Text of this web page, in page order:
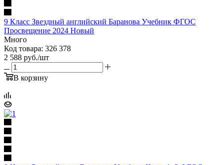
9 Класс Звездный английский Баранова Учебник ФГОС
Просвещение 2024 Новый
Много
Код товара: 326 378
2 588 руб./шт
В корзину